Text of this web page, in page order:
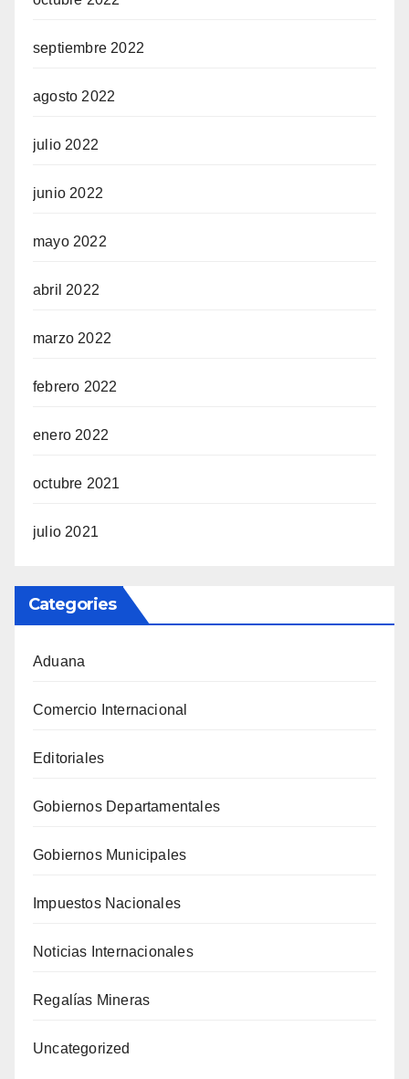
septiembre 2022
agosto 2022
julio 2022
junio 2022
mayo 2022
abril 2022
marzo 2022
febrero 2022
enero 2022
octubre 2021
julio 2021
Categories
Aduana
Comercio Internacional
Editoriales
Gobiernos Departamentales
Gobiernos Municipales
Impuestos Nacionales
Noticias Internacionales
Regalías Mineras
Uncategorized